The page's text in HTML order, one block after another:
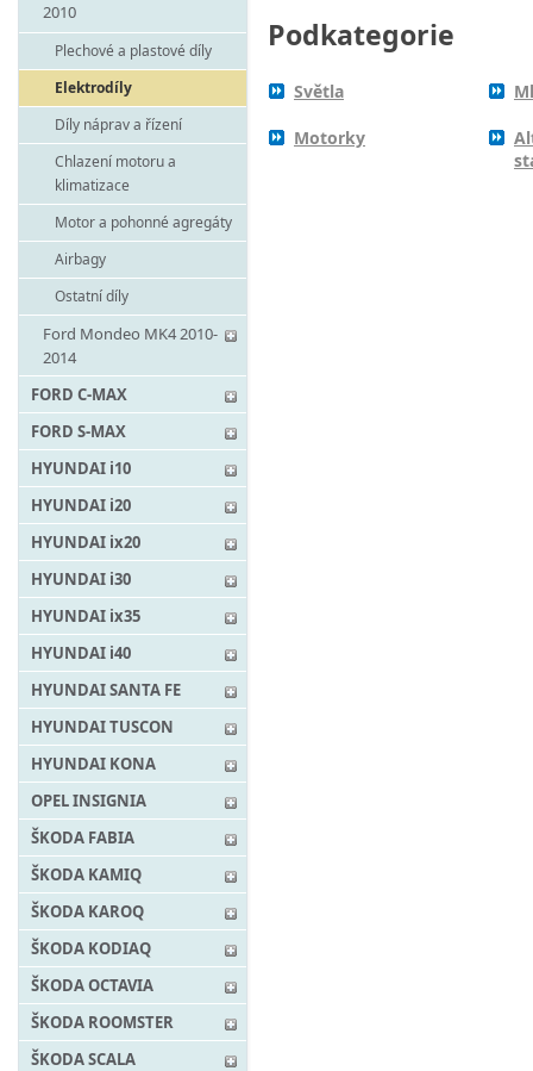
2010
Plechové a plastové díly
Elektrodíly
Díly náprav a řízení
Chlazení motoru a
klimatizace
Motor a pohonné agregáty
Airbagy
Ostatní díly
Ford Mondeo MK4 2010-
2014
FORD C-MAX
FORD S-MAX
HYUNDAI i10
HYUNDAI i20
HYUNDAI ix20
HYUNDAI i30
HYUNDAI ix35
HYUNDAI i40
HYUNDAI SANTA FE
HYUNDAI TUSCON
HYUNDAI KONA
OPEL INSIGNIA
ŠKODA FABIA
ŠKODA KAMIQ
ŠKODA KAROQ
ŠKODA KODIAQ
ŠKODA OCTAVIA
ŠKODA ROOMSTER
ŠKODA SCALA
Podkategorie
Světla
Motorky